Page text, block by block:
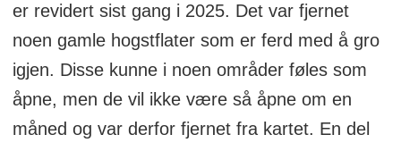
er revidert sist gang i 2025. Det var fjernet
noen gamle hogstflater som er ferd med å gro
igjen. Disse kunne i noen områder føles som
åpne, men de vil ikke være så åpne om en
måned og var derfor fjernet fra kartet. En del